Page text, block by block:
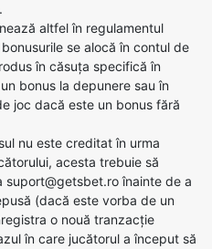
altfel în regulamentul
se alocă în contul de
în căsuța specifică în
bonus la depunere sau în
joc dacă este un bonus fără
nu este creditat în urma
acesta trebuie să
înainte de a
(dacă este vorba de un
o nouă tranzacție
în care jucătorul a început să